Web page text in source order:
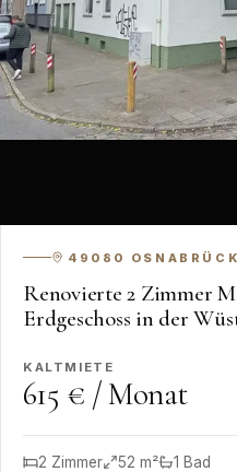
49080 OSNABRÜCK
Renovierte 2 Zimmer
Erdgeschoss in der
KALTMIETE
615 € / Monat
2 Zimmer 52 m² 1 Bad